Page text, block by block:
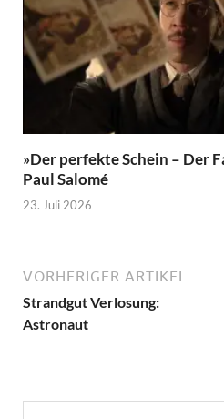
»Der perfekte Schein – Der
Paul Salomé
23. Juli 2026
VORHERIGER ARTIKEL
Strandgut Verlosung:
Astronaut